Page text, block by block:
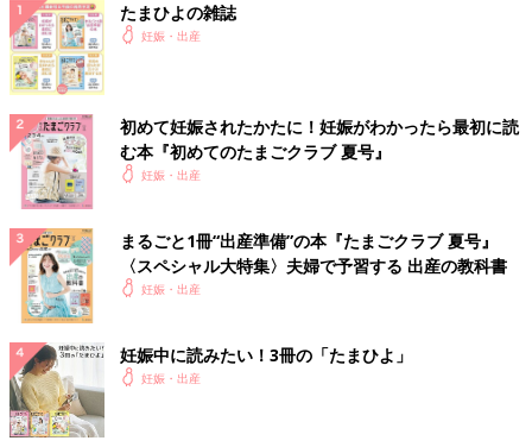
ミ*****さん
ほんとだ！同じ誕生日ですね(*ﾟ∀ﾟ*)✨ 私も最近毎日暑い
ので、たまにしか浸かってません💦 私は、パンフレットや
YouTubeでやり方見てますが、間違ってたらどうしようと
思い中々出来てません(＞＜) スムーズにするにはやってお
いた方がいいのかもだけど…
♥
k*****さん
ばっちりチョッキンされました🤣🤣 いいとこまでは伸びて
くれた気はしてます😂
たまひよの雑誌
妊娠・出産
初めて妊娠されたかたに！妊娠がわかったら最初に読
む本『初めてのたまごクラブ 夏号』
妊娠・出産
まるごと1冊“出産準備”の本『たまごクラブ 夏号』
〈スペシャル大特集〉夫婦で予習する 出産の教科書
妊娠・出産
妊娠中に読みたい！3冊の「たまひよ」
妊娠・出産